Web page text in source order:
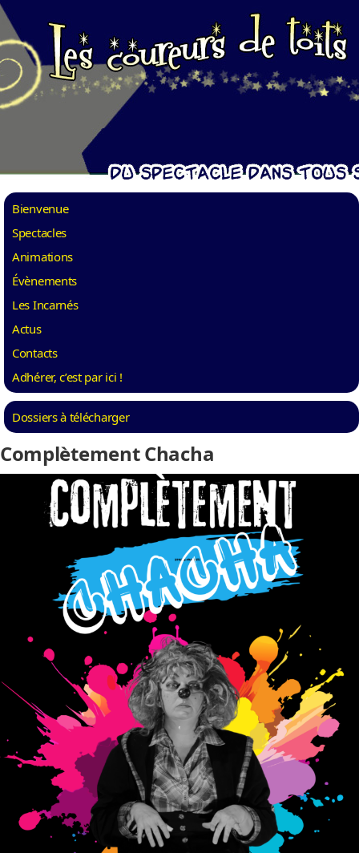
Bienvenue
Spectacles
Animations
Évènements
Les Incarnés
Actus
Contacts
Adhérer, c’est par ici !
Dossiers à télécharger
Complètement Chacha